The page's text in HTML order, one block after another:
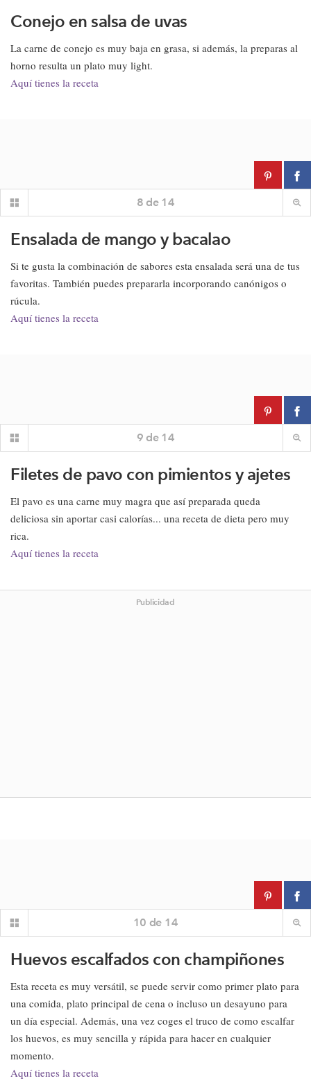
Conejo en salsa de uvas
La carne de conejo es muy baja en grasa, si además, la preparas al
horno resulta un plato muy light.
Aquí tienes la receta
8 de 14
Ensalada de mango y bacalao
Si te gusta la combinación de sabores esta ensalada será una de tus
favoritas. También puedes prepararla incorporando canónigos o
rúcula.
Aquí tienes la receta
9 de 14
Filetes de pavo con pimientos y ajetes
El pavo es una carne muy magra que así preparada queda
deliciosa sin aportar casi calorías... una receta de dieta pero muy
rica.
Aquí tienes la receta
Publicidad
10 de 14
Huevos escalfados con champiñones
Esta receta es muy versátil, se puede servir como primer plato para
una comida, plato principal de cena o incluso un desayuno para
un día especial. Además, una vez coges el truco de como escalfar
los huevos, es muy sencilla y rápida para hacer en cualquier
momento.
Aquí tienes la receta